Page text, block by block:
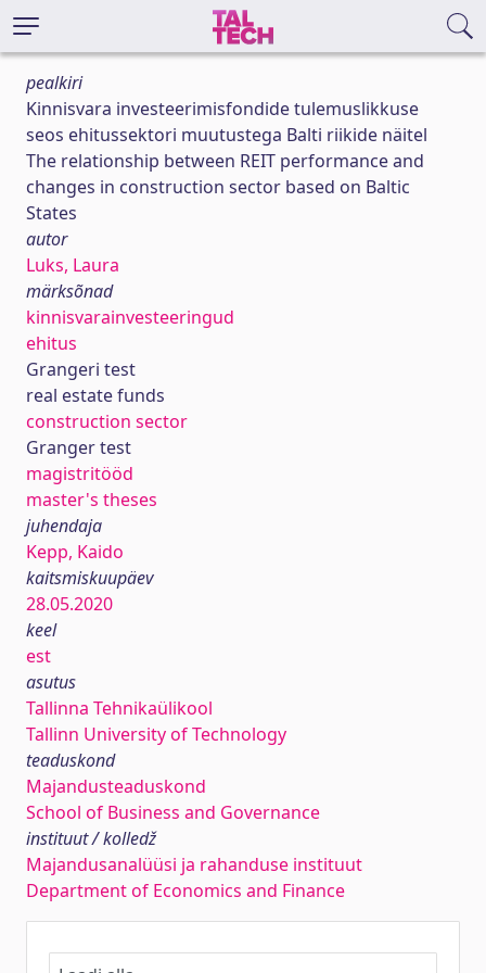
pealkiri
Kinnisvara investeerimisfondide tulemuslikkuse
seos ehitussektori muutustega Balti riikide näitel
The relationship between REIT performance and
changes in construction sector based on Baltic
States
autor
Luks, Laura
märksõnad
kinnisvarainvesteeringud
ehitus
Grangeri test
real estate funds
construction sector
Granger test
magistritööd
master's theses
juhendaja
Kepp, Kaido
kaitsmiskuupäev
28.05.2020
keel
est
asutus
Tallinna Tehnikaülikool
Tallinn University of Technology
teaduskond
Majandusteaduskond
School of Business and Governance
instituut / kolledž
Majandusanalüüsi ja rahanduse instituut
Department of Economics and Finance